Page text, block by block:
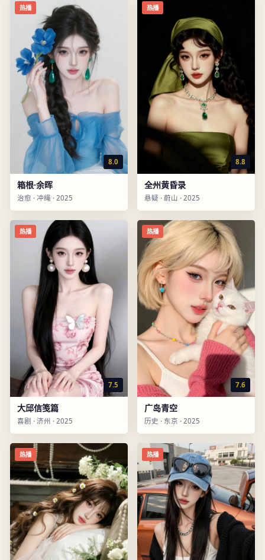
热播
8.0
箱根·余晖
治愈 · 冲绳 · 2025
热播
8.8
全州黄昏录
悬疑 · 蔚山 · 2025
热播
7.5
大邱信笺篇
喜剧 · 济州 · 2025
热播
7.6
广岛青空
历史 · 东京 · 2025
热播 热播